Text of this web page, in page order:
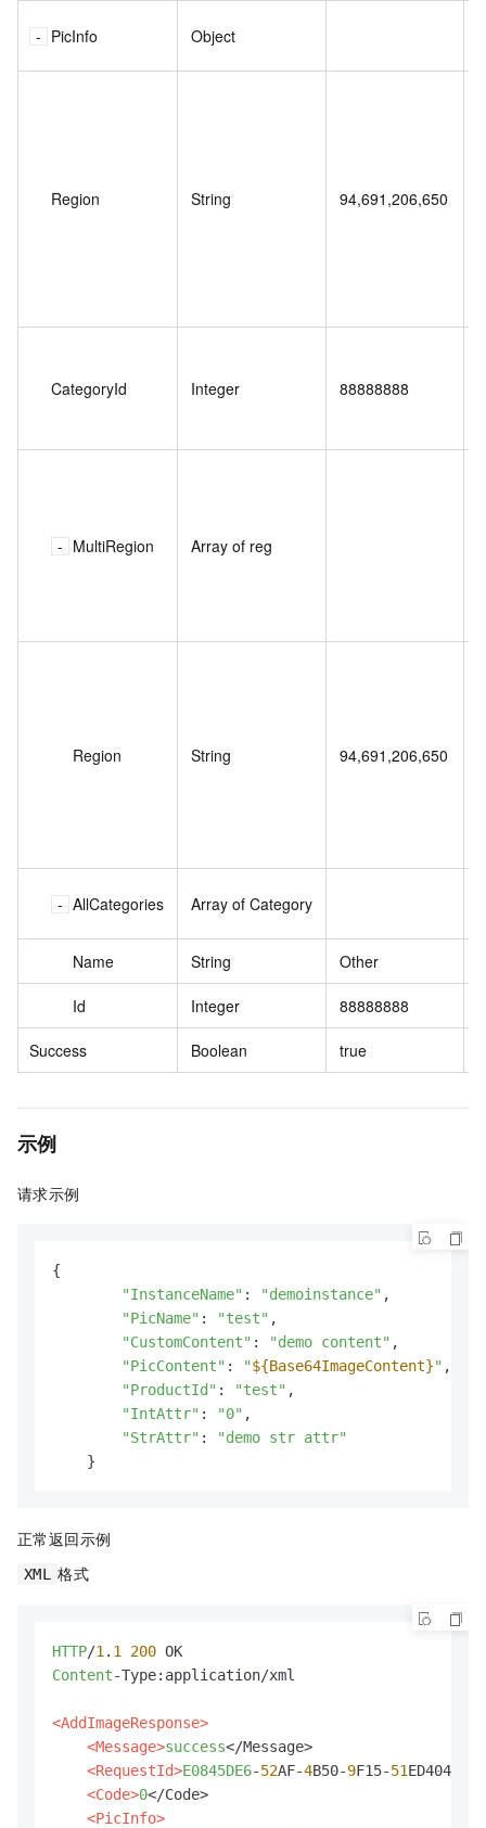
PicInfo Object
Region String 94,691,206,650
CategoryId Integer 88888888
MultiRegion Array of reg
Region String 94,691,206,650
AllCategories Array of Category
Name String Other
Id Integer 88888888
Success Boolean true
示例
请求示例
{
"InstanceName" : "demoinstance" ,
"PicName" : "test" ,
"CustomContent" : "demo content" ,
"PicContent" : "${Base64ImageContent}" ,
"ProductId" : "test" ,
"IntAttr" : "0" ,
"StrAttr" :
"demo str attr"
    }
正常返回示例
XML 格式
HTTP/1 . 1 200
Content-Type:application/xml
<AddImageResponse>
<Message>success</Message>
<RequestId>E0845DE6-52AF-4B50-9F15-51
<Code>0</Code>
<PicInfo>